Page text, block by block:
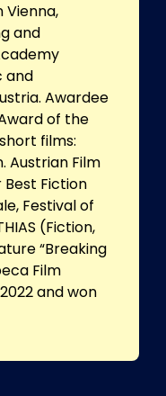
Vienna,
and
and
Awardee
of the
films:
Austrian Film
Best Fiction
Festival of
(Fiction,
“Breaking
Film
and won